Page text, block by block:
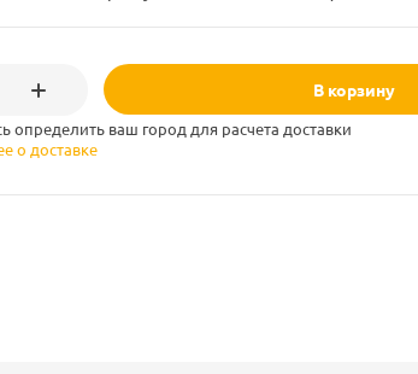
В корзину
определить ваш город для расчета доставки
о доставке